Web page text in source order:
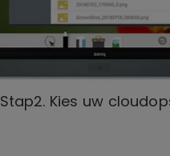
Stap2. Kies uw